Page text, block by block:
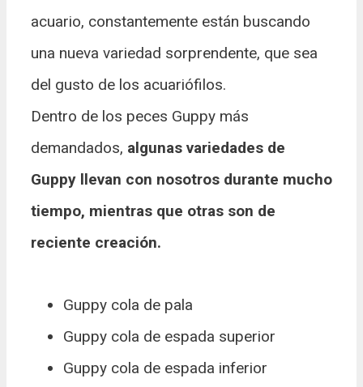
acuario, constantemente están buscando
una nueva variedad sorprendente, que sea
del gusto de los acuariófilos.
Dentro de los peces Guppy más
demandados, algunas variedades de
Guppy llevan con nosotros durante mucho
tiempo, mientras que otras son de
reciente creación.
Guppy cola de pala
Guppy cola de espada superior
Guppy cola de espada inferior